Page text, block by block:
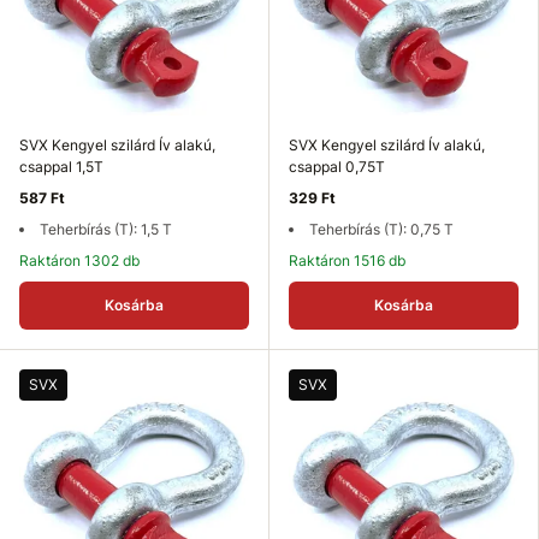
SVX Kengyel szilárd Ív alakú,
csappal 1,5T
587 Ft
Teherbírás (T): 1,5 T
Raktáron 1302 db
Kosárba
SVX Kengyel szilárd Ív alakú,
csappal 0,75T
329 Ft
Teherbírás (T): 0,75 T
Raktáron 1516 db
Kosárba
SVX SVX